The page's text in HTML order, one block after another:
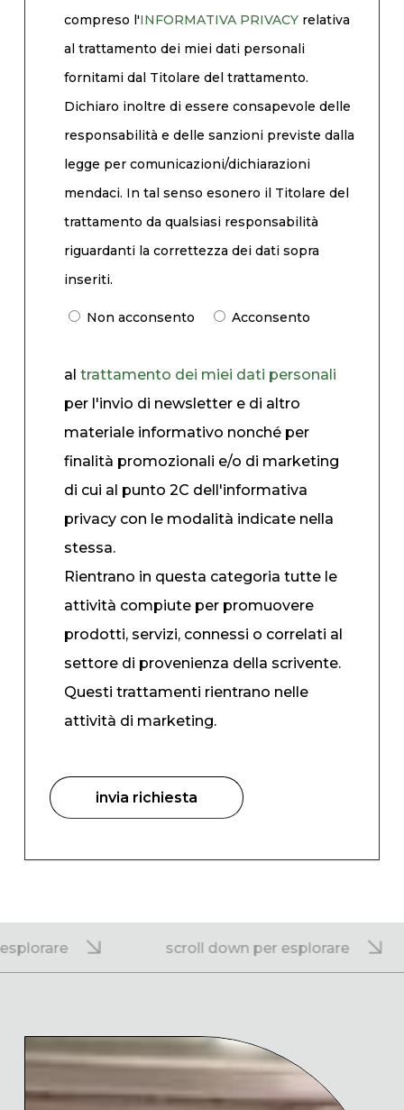
compreso l'INFORMATIVA PRIVACYrelativa
al trattamento dei miei dati personali
fornitami dal Titolare del trattamento.
Dichiaro inoltre di essere consapevole delle
responsabilità e delle sanzioni previste dalla
legge per comunicazioni/dichiarazioni
mendaci. In tal senso esonero il Titolare del
trattamento da qualsiasi responsabilità
riguardanti la correttezza dei dati sopra
inseriti.
Non acconsento Acconsento
al trattamento dei miei dati personali
per l'invio di newsletter e di altro
materiale informativo nonché per
finalità promozionali e/o di marketing
di cui al punto 2C dell'informativa
privacy con le modalità indicate nella
stessa.
Rientrano in questa categoria tutte le
attività compiute per promuovere
prodotti, servizi, connessi o correlati al
settore di provenienza della scrivente.
Questi trattamenti rientrano nelle
attività di marketing.
scroll down per esplorare